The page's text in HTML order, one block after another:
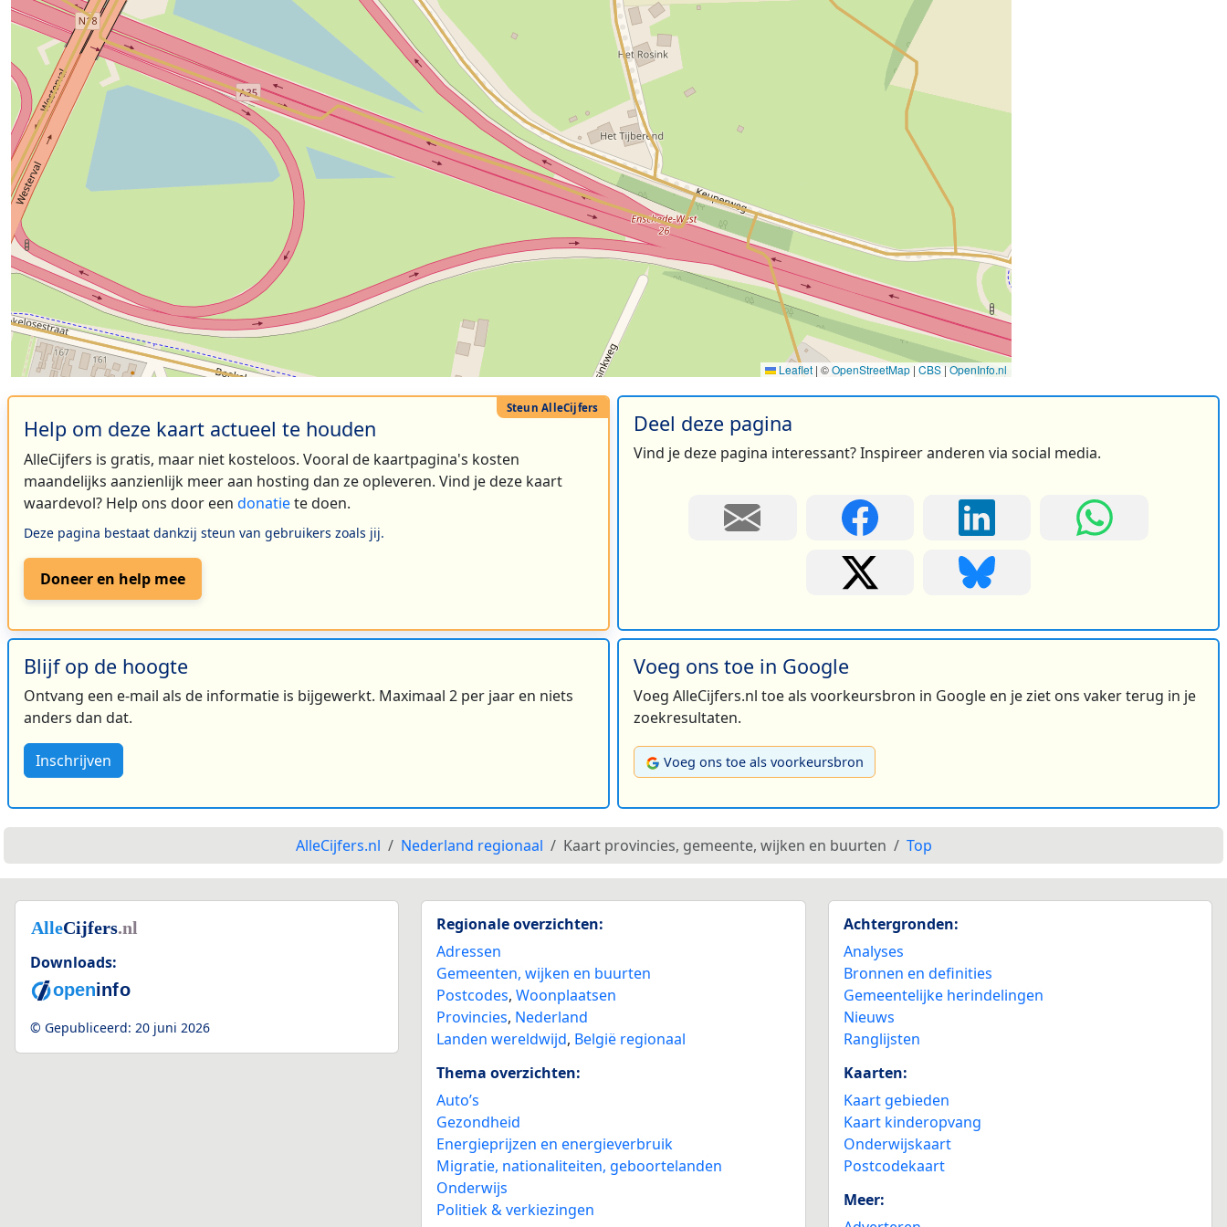
Leaflet | ©OpenStreetMap | CBS | OpenInfo.nl
Help om deze kaart actueel te houden
AlleCijfers is gratis, maar niet kosteloos. Vooral de kaartpagina's kosten
maandelijks aanzienlijk meer aan hosting dan ze opleveren. Vind je deze kaart
waardevol? Help ons door een donatiete doen.
Deze pagina bestaat dankzij steun van gebruikers zoals jij.
Doneer en help mee
Deel deze pagina
Vind je deze pagina interessant? Inspireer anderen via social media.
Blijf op de hoogte
Ontvang een e-mail als de informatie is bijgewerkt. Maximaal 2 per jaar en niets
anders dan dat.
Inschrijven
Voeg ons toe in Google
Voeg AlleCijfers.nl toe als voorkeursbron in Google en je ziet ons vaker terug in je
zoekresultaten.
Voeg ons toe als voorkeursbron
AlleCijfers.nl Nederland regionaal Kaart provincies, gemeente, wijken en buurten Top
Downloads:
© Gepubliceerd: 20 juni 2026
Regionale overzichten:
Adressen
Gemeenten, wijken en buurten
Postcodes,Woonplaatsen
Provincies, Nederland
Landen wereldwijd, België regionaal
Thema overzichten:
Auto’s
Gezondheid
Energieprijzen en energieverbruik
Migratie, nationaliteiten, geboortelanden
Onderwijs
Politiek & verkiezingen
Achtergronden:
Analyses
Bronnen en definities
Gemeentelijke herindelingen
Nieuws
Ranglijsten
Kaarten:
Kaart gebieden
Kaart kinderopvang
Onderwijskaart
Postcodekaart
Meer: